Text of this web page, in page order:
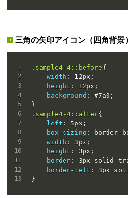
三角の矢印アイコン（四角背景）
.sample4-4::before {
width : 12px ;
height : 12px ;
background : #7a0 ;
}
.sample4-4::after{
left : 5px ;
box-sizing : border-
width : 3px ;
height : 3px ;
border : 3px solid
border-left : 3px
}